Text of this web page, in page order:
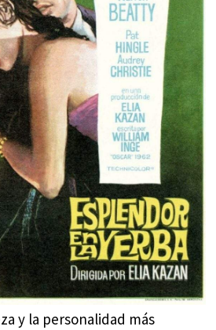
y la personalidad más